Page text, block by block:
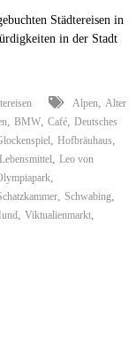
Städtereisen in
in der Stadt
Alpen, Alter
, BMW, Café, Deutsches
, Hofbräuhaus,
Lebensmittel, Leo von
,
, Schwabing,
, Viktualienmarkt,